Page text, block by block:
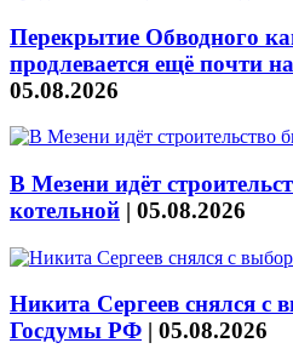
Перекрытие Обводного
продлевается ещё почти
05.08.2026
В Мезени идёт
котельной | 05.08.2026
Никита Сергеев снялся с
Госдумы РФ | 05.08.2026